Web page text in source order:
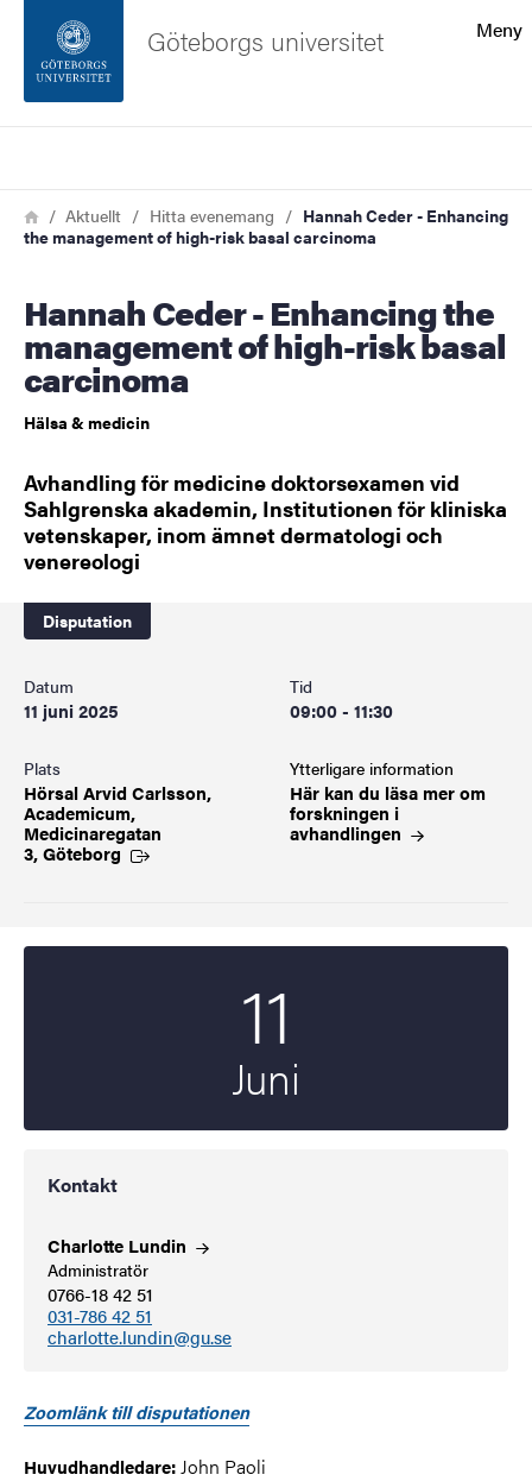
Sidfoten
Om webbplatsen
Meny
Göteborgs universitet
Länkstig
HemAktuellt Hitta evenemang
Hannah Ceder - Enhancing
the management of high-risk basal carcinoma
Hannah Ceder - Enhancing the
management of high-risk basal
carcinoma
Hälsa & medicin
Avhandling för medicine doktorsexamen vid
Sahlgrenska akademin, Institutionen för kliniska
vetenskaper, inom ämnet dermatologi och
venereologi
Disputation
Datum
11 juni 2025
Tid
09:00 - 11:30
Plats
Hörsal Arvid Carlsson,
Academicum,
Medicinaregatan
3, Göteborg
Ytterligare information
Här kan du läsa mer om
forskningen i
avhandlingen
11
Juni
Kontakt
Charlotte Lundin
Administratör
0766-18 42 51
031-786 42 51
charlotte.lundin@gu.se
Zoomlänk till disputationen
Huvudhandledare:John Paoli